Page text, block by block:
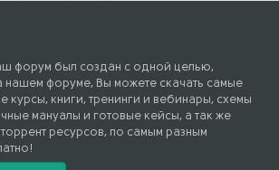
форум был создан с одной целью,
нашем форуме, Вы можете скачать самые
курсы, книги, тренинги и вебинары, схемы
мануалы и готовые кейсы, а так же
ресурсов, по самым разным